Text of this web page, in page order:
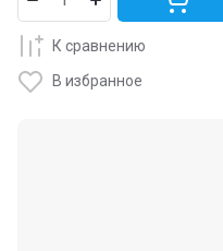
К сравнению
В избранное